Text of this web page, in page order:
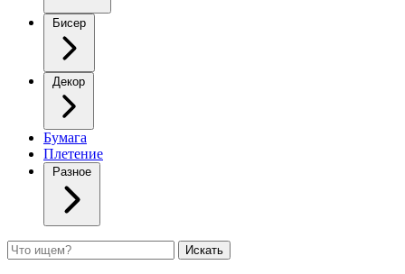
Бисер
Декор
Бумага
Плетение
Разное
Поиск Искать